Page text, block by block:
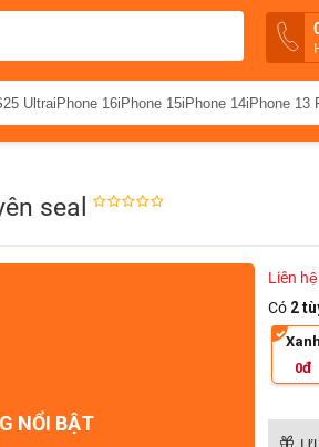
UltraiPhone 16iPhone 15iPhone 14iPhone 13
seal
NỔI BẬT
Liên
Có 2
Xanh
0đ